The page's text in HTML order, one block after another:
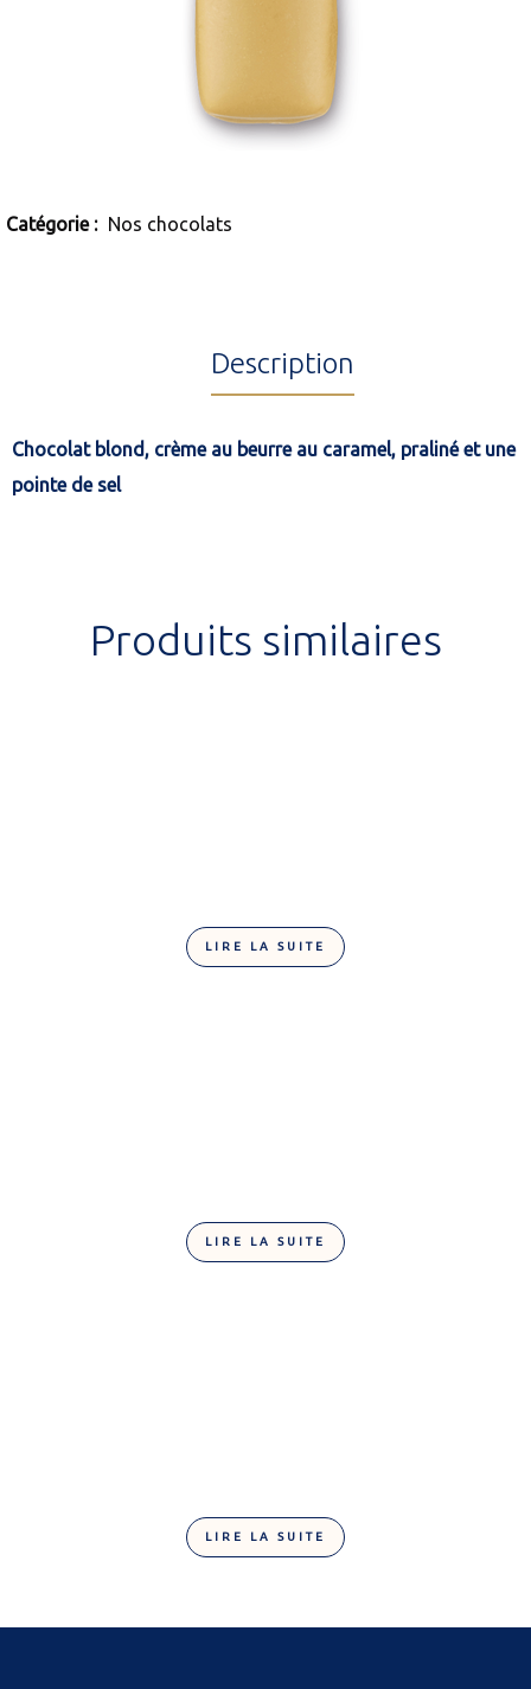
Catégorie : Nos chocolats
Description
Chocolat blond, crème au beurre au caramel, praliné et une
pointe de sel
Produits similaires
LIRE LA SUITE
LIRE LA SUITE
LIRE LA SUITE